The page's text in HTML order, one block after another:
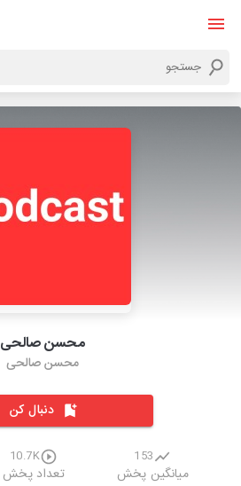
محسن صالحی
محسن صالحی
دنبال کن
153
میانگین پخش
10.7K
تعداد پخش